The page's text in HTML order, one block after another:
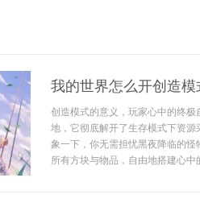
我的世界怎么开创造
创造模式的意义，玩家心中的终
地，它彻底解开了生存模式下资
象一下，你无需担忧黑夜降临的
所有方块与物品，自由地搭建心